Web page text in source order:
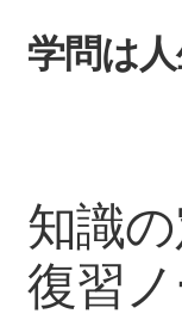
ナ
ビ
ン
へ
ス
キ
コ
ン
ス
キ
ッ
プ
学問は
勉強嫌いを克服
学習意欲を高める
知識
復習